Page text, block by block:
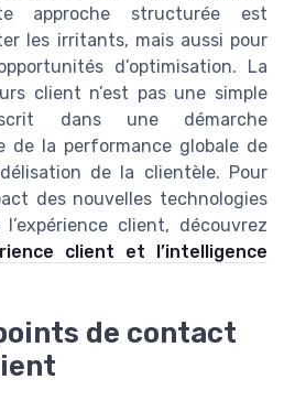
approche structurée est
les irritants, mais aussi pour
d’optimisation. La
client n’est pas une simple
dans une démarche
de la performance globale de
de la clientèle. Pour
des nouvelles technologies
client, découvrez
client et l’intelligence
de contact